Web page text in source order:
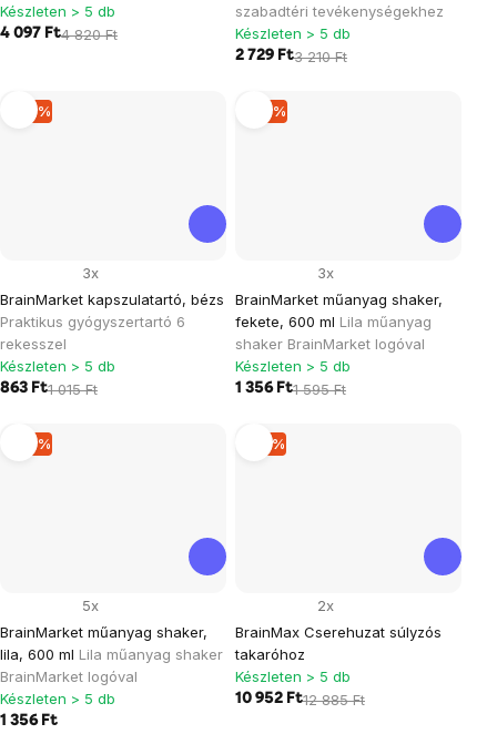
Készleten > 5 db
4 097 Ft4 820 Ft
szabadtéri tevékenységekhez
Készleten > 5 db
2 729 Ft3 210 Ft
–14 %
BrainMarket kapszulatartó, bézs
Praktikus gyógyszertartó 6
rekesszel
3x
Készleten > 5 db
863 Ft1 015 Ft
–14 %
BrainMarket műanyag shaker,
fekete, 600 ml Lila műanyag
shaker BrainMarket logóval
3x
Készleten > 5 db
1 356 Ft1 595 Ft
–14 %
BrainMarket műanyag shaker,
lila, 600 ml Lila műanyag shaker
BrainMarket logóval
5x
Készleten > 5 db
1 356 Ft
–15 %
BrainMax Cserehuzat súlyzós
takaróhoz
2x
Készleten > 5 db
10 952 Ft12 885 Ft